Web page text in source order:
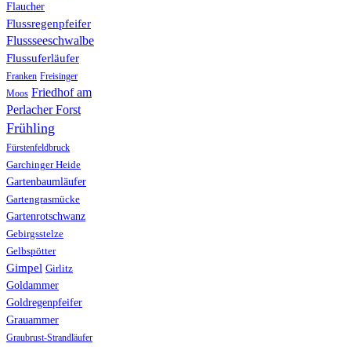
Flaucher
Flussregenpfeifer
Flussseeschwalbe
Flussuferläufer
Franken Freisinger
Moos Friedhof am
Perlacher Forst
Frühling
Fürstenfeldbruck
Garchinger Heide
Gartenbaumläufer
Gartengrasmücke
Gartenrotschwanz
Gebirgsstelze
Gelbspötter
Gimpel Girlitz
Goldammer
Goldregenpfeifer
Grauammer
Graubrust-Strandläufer